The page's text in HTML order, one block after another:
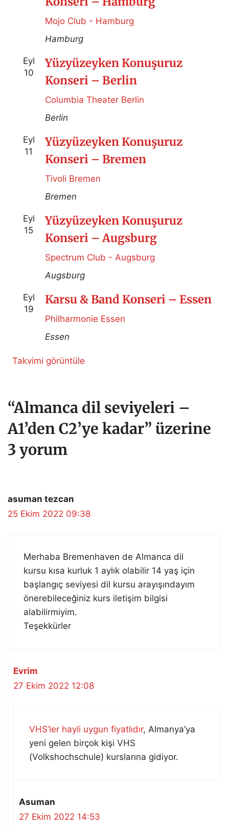
Mojo Club - Hamburg
Hamburg
Eyl
10
Yüzyüzeyken Konuşuruz
Konseri – Berlin
Columbia Theater Berlin
Berlin
Eyl
11
Yüzyüzeyken Konuşuruz
Konseri – Bremen
Tivoli Bremen
Bremen
Eyl
15
Yüzyüzeyken Konuşuruz
Konseri – Augsburg
Spectrum Club - Augsburg
Augsburg
Eyl
19
Karsu & Band Konseri – Essen
Philharmonie Essen
Essen
Takvimi görüntüle
“Almanca dil seviyeleri –
A1’den C2’ye kadar” üzerine
3 yorum
asuman tezcan
25 Ekim 2022 09:38
Merhaba Bremenhaven de Almanca dil
kursu kısa kurluk 1 aylık olabilir 14 yaş için
başlangıç seviyesi dil kursu arayışındayım
önerebileceğiniz kurs iletişim bilgisi
alabilirmiyim.
Teşekkürler
Evrim
27 Ekim 2022 12:08
VHS’ler hayli uygun fiyatlıdır, Almanya’ya
yeni gelen birçok kişi VHS
(Volkshochschule) kurslarına gidiyor.
Asuman
27 Ekim 2022 14:53